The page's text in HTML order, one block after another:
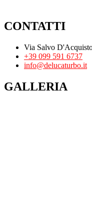
CONTATTI
Via Salvo
+39 099 591 6737
info@delucaturbo.it
GALLERIA